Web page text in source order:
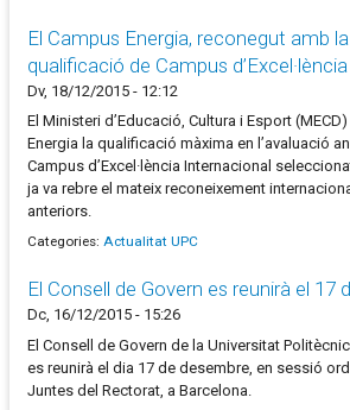
El Campus Energia, reconegut amb
qualificació de Campus
Dv, 18/12/2015 - 12:12
El Ministeri d’Educació, Cultura i Esport
Energia la qualificació màxima en l’avaluació
Campus d’Excel·lència Internacional
ja va rebre el mateix reconeixement
anteriors.
Categories: Actualitat UPC
El Consell de Govern es reunirà el 17
Dc, 16/12/2015 - 15:26
El Consell de Govern de la Universitat
es reunirà el dia 17 de desembre, en sessió
Juntes del Rectorat, a Barcelona.